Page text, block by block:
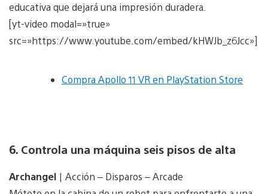
educativa que dejará una impresión duradera.
[yt-video modal=»true»
src=»https://www.youtube.com/embed/kHWJb_z6Jcc»]
Compra Apollo 11 VR en PlayStation Store
6. Controla una máquina seis pisos de alta
Archangel | Acción – Disparos – Arcade